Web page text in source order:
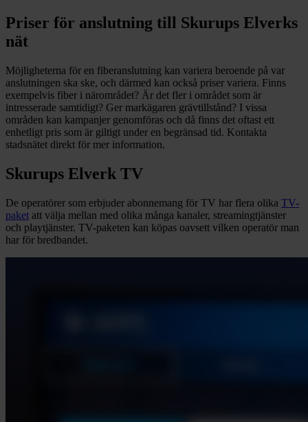
Priser för anslutning till Skurups Elverks
nät
Möjligheterna för en fiberanslutning kan variera beroende på var
anslutningen ska ske, och därmed kan också priser variera. Finns
exempelvis fiber i närområdet? Är det fler i området som är
intresserade samtidigt? Ger markägaren grävtillstånd? I vissa
områden kan kampanjer genomföras och då finns det oftast ett
enhetligt pris som är giltigt under en begränsad tid. Kontakta
stadsnätet direkt för mer information.
Skurups Elverk TV
De operatörer som erbjuder abonnemang för TV har flera olika TV-
paket att välja mellan med olika många kanaler, streamingtjänster
och playtjänster. TV-paketen kan köpas oavsett vilken operatör man
har för bredbandet.